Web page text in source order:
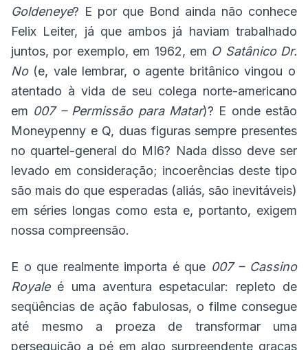
Goldeneye? E por que Bond ainda não conhece
Felix Leiter, já que ambos já haviam trabalhado
juntos, por exemplo, em 1962, em O SatânicoDr.
No(e, vale lembrar, o agente britânico vingou o
atentado à vida de seu colega norte-americano
em 007 – Permissão para Matar)? E onde estão
Moneypenny e Q, duas figuras sempre presentes
no quartel-general do MI6? Nada disso deve ser
levado em consideração; incoerências deste tipo
são mais do que esperadas (aliás, são inevitáveis)
em séries longas como esta e, portanto, exigem
nossa compreensão.
E o que realmente importa é que 007 – Cassino
Royaleé uma aventura espetacular: repleto de
seqüências de ação fabulosas, o filme consegue
até mesmo a proeza de transformar uma
perseguição a pé em algo surpreendente graças